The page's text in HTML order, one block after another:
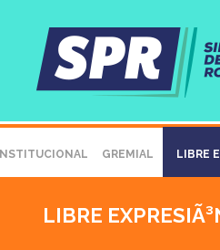
INSTITUCIONAL GREMIAL LIBRE
LIBRE